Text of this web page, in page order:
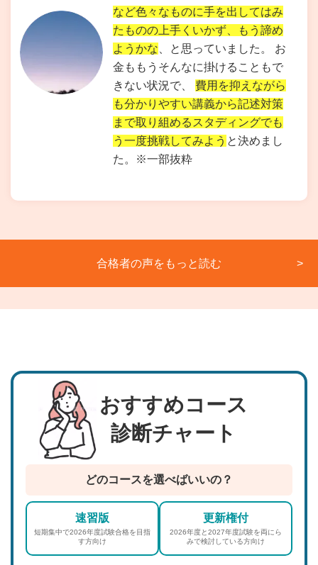
など色々なものに手を出してはみ
たものの上手くいかず、もう諦め
ようかな 、と思っていました。 お
金ももうそんなに掛けることもで
きない状況で、 費用を抑えながら
も分かりやすい講義から記述対策
まで取り組めるスタディングでも
う一度挑戦してみよう と決めまし
た。※一部抜粋
合格者の声をもっと読む
おすすめコース
診断チャート
どのコースを選べばいいの？
速習版
短期集中で2026年度試験合格を目指
す方向け
更新権付
2026年度と2027年度試験を両にら
みで検討している方向け